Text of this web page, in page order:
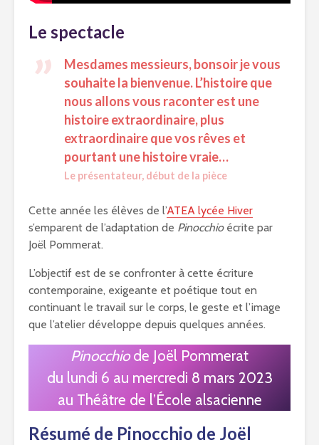
Le spectacle
Mesdames messieurs, bonsoir je vous
souhaite la bienvenue. L’histoire que
nous allons vous raconter est une
histoire extraordinaire, plus
extraordinaire que vos rêves et
pourtant une histoire vraie…
Le présentateur, début de la pièce
Cette année les élèves de l’ATEA lycée Hiver
s’emparent de l’adaptation de Pinocchioécrite par
Joël Pommerat.
L’objectif est de se confronter à cette écriture
contemporaine, exigeante et poétique tout en
continuant le travail sur le corps, le geste et l’image
que l’atelier développe depuis quelques années.
Pinocchiode Joël Pommerat
du lundi 6 au mercredi 8 mars 2023
au Théâtre de l’École alsacienne
Résumé de Pinocchio de Joël